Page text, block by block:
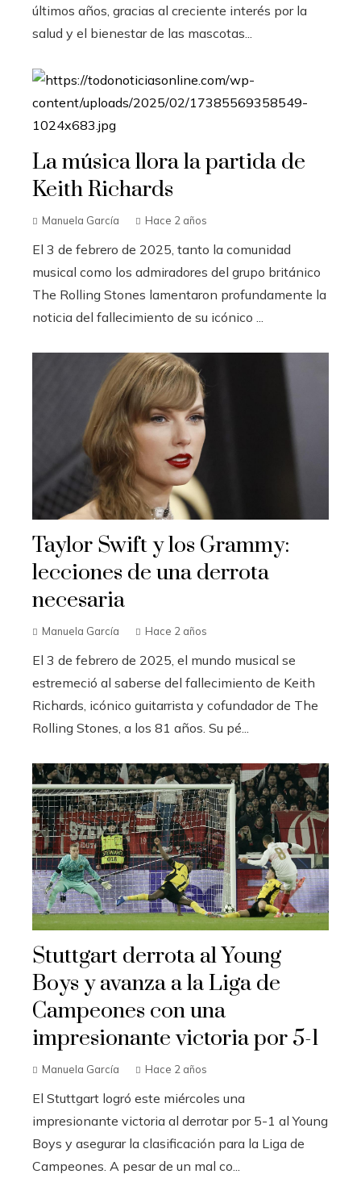
últimos años, gracias al creciente interés por la
salud y el bienestar de las mascotas...
La música llora la partida de
Keith Richards
Manuela García Hace 2 años
El 3 de febrero de 2025, tanto la comunidad
musical como los admiradores del grupo británico
The Rolling Stones lamentaron profundamente la
noticia del fallecimiento de su icónico ...
Taylor Swift y los Grammy:
lecciones de una derrota
necesaria
Manuela García Hace 2 años
El 3 de febrero de 2025, el mundo musical se
estremeció al saberse del fallecimiento de Keith
Richards, icónico guitarrista y cofundador de The
Rolling Stones, a los 81 años. Su pé...
Stuttgart derrota al Young
Boys y avanza a la Liga de
Campeones con una
impresionante victoria por 5-1
Manuela García Hace 2 años
El Stuttgart logró este miércoles una
impresionante victoria al derrotar por 5-1 al Young
Boys y asegurar la clasificación para la Liga de
Campeones. A pesar de un mal co...